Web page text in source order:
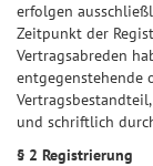
erfolgen
Zeitpunkt der
Vertragsabreden
entgegenstehende
und schriftlich
§ 2 Registrierung